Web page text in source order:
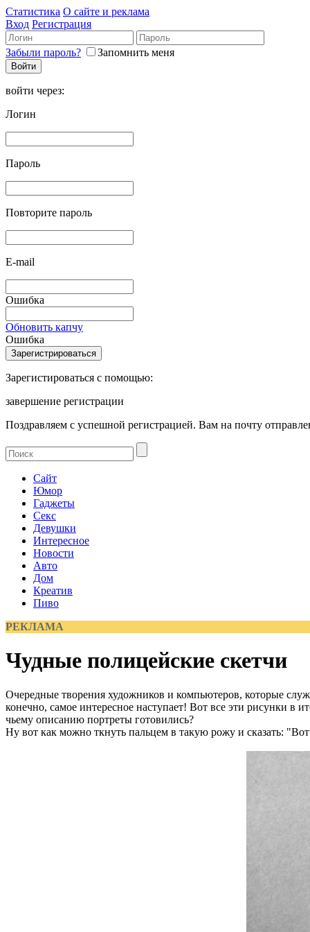
Статистика О сайте и реклама
Вход Регистрация
Забыли пароль? Запомнить меня
войти через:
Логин
Пароль
Повторите пароль
E-mail
Ошибка
Обновить капчу
Ошибка
Зарегистироваться с помощью:
завершение регистрации
Поздравляем с успешной регистрацией. Вам на почту
Сайт
Юмор
Гаджеты
Секс
Девушки
Интересное
Новости
Авто
Дом
Креатив
Пиво
РЕКЛАМА
Чудные полицейские скетчи
Очередные творения художников и компьютеров, которые
конечно, самое интересное наступает! Вот все эти рисунки
чьему описанию портреты готовились?
Ну вот как можно ткнуть пальцем в такую рожу и сказать: